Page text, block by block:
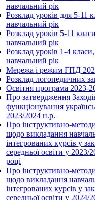
навчальний рік
Розклад уроків для 5-11
навчальний рік
Розклад уроків 5-11
навчальний рік
Розклад уроків 1-4
навчальний рік
Мережа і режим ГПД
Розклад логопедичних
Освітня програма 2023-
Про затвердження
функціонування
2023/2024 н.р.
Про інструктивно-
щодо викладання
інтегрованих курсів у
середньої освіти у 2023/
році
Про інструктивно-
щодо викладання
інтегрованих курсів у
середньої освіти у 2024/